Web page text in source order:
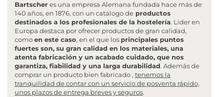
Bartscheres una empresa Alemana fundada hace más de
140 años, en 1876, con un catálogo de productos
destinados a los profesionales de la hostelería. Líder en
Europa destaca por ofrecer productos de gran calidad,
comoen este caso, en el que los principales puntos
fuertes son, su gran calidad en los materiales, una
atenta fabricación y un acabado cuidado, que nos
garantiza, fiabilidad y una larga durabilidad. Además de
comprar un producto bien fabricado , tenemos la
tranquilidad de contar con un servicio de posventa rápido,
unos plazos de entrega breves y seguros.